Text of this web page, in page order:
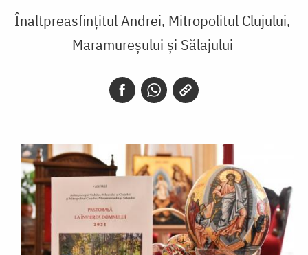
Înaltpreasfințitul Andrei, Mitropolitul Clujului,
Maramureșului și Sălajului